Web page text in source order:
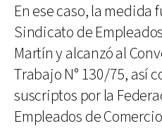
En ese caso, la medida
Sindicato de
Martín y alcanzó al
Trabajo N° 130/75, así
suscriptos por la
Empleados de